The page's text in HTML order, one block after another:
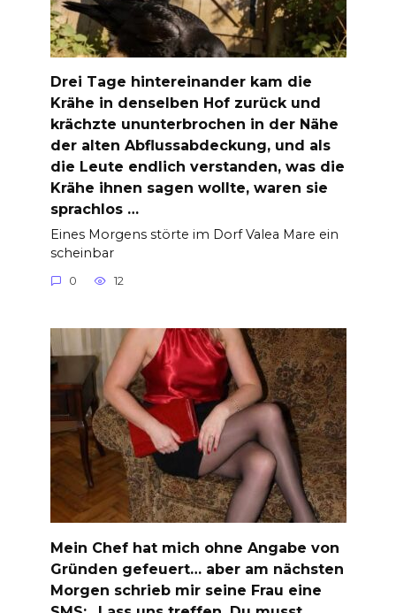
Drei Tage hintereinander kam die
Krähe in denselben Hof zurück und
krächzte ununterbrochen in der Nähe
der alten Abflussabdeckung, und als
die Leute endlich verstanden, was die
Krähe ihnen sagen wollte, waren sie
sprachlos …
Eines Morgens störte im Dorf Valea Mare ein
scheinbar
0 12
Mein Chef hat mich ohne Angabe von
Gründen gefeuert… aber am nächsten
Morgen schrieb mir seine Frau eine